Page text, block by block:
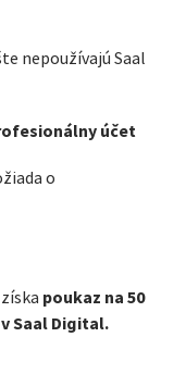
nepoužívajú Saal
účet
o
poukaz na 50
Saal Digital.